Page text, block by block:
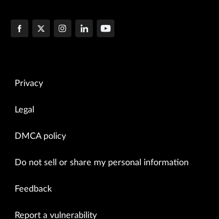
Privacy
Legal
DMCA policy
Do not sell or share my personal information
Feedback
Report a vulnerability